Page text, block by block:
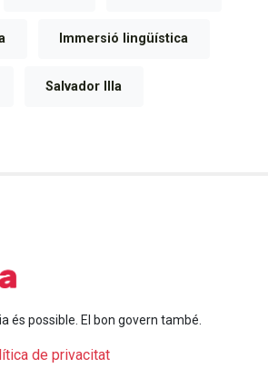
Immersió lingüística
Salvador Illa
és possible. El bon govern també.
de privacitat